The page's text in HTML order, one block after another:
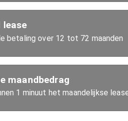
lease
betaling over 12 tot 72 maanden
maandbedrag
1 minuut het maandelijkse